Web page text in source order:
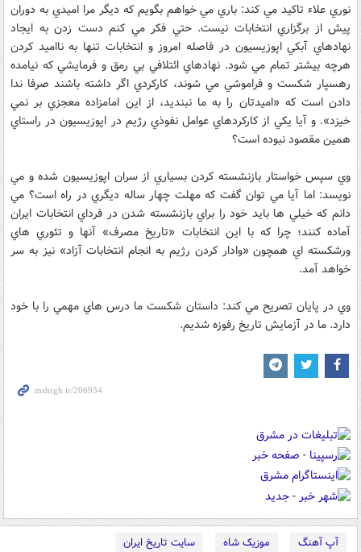
نوري علاء تاكيد مي كند: باري مي خواهم بگويم كه ديگر مرا اميدي به دوران
پيش از برگزاري انتخابات نيست. حتي فكر مي كنم دست زدن به ايجاد
نهادهاي آبكي اپوزيسيون در فاصله امروز و انتخابات تنها به نااميد كردن
هرچه بيشتر تمام مي شود. نهادهاي ائتلافي بي رمق و فرمايشي كه نيامده
رهسپار شكست و فراموشي مي شوند، كاركردي اگر داشته باشند صرفا ندا
دادن است كه «اميدتان را به ما نبنديد، از اين امامزاده معجزي بر نمي
خيزد». و آيا يكي از كاركردهاي عوامل نفوذي رژيم در اپوزيسيون در راستاي
همين مقصود نبوده است؟
وي سپس خواستار بازنشسته كردن بسياري از سران اپوزيسيون شده و مي
نويسد: اما آيا مي توان گفت كه مهلت چهار ساله ديگري در راه است؟ مي
دانم كه خيلي ها بايد خود را براي بازنشسته شدن در فرداي انتخابات ايران
آماده كنند؛ چرا كه با اين انتخابات «تاريخ مصرف» آنها و تئوري هاي
ورشكسته اي همچون «وادار كردن رژيم به انجام انتخابات آزاد» نيز به سر
خواهد آمد.
وي در پايان تصريح مي كند: داستان شكست ما درس هاي مهمي را با خود
دارد. ما در آزمايش تاريخ رفوزه شديم.
آپ آهنگ موزیک شاه
سایت تاریخ ایران